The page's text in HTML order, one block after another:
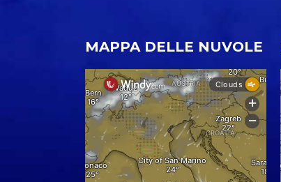
MAPPA DELLE NUVOLE